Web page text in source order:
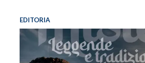
EDITORIA